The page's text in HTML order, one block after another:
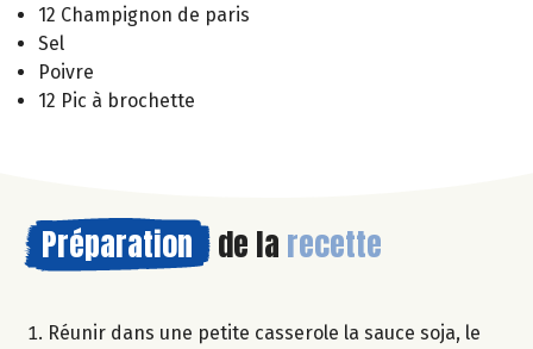
12 Champignon de paris
Sel
Poivre
12 Pic à brochette
Préparation de la recette
Réunir dans une petite casserole la sauce soja, le